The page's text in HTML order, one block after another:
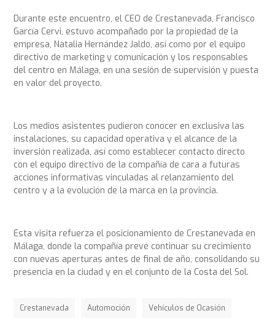
Durante este encuentro, el CEO de Crestanevada, Francisco
García Cervi, estuvo acompañado por la propiedad de la
empresa, Natalia Hernández Jaldo, así como por el equipo
directivo de marketing y comunicación y los responsables
del centro en Málaga, en una sesión de supervisión y puesta
en valor del proyecto.
Los medios asistentes pudieron conocer en exclusiva las
instalaciones, su capacidad operativa y el alcance de la
inversión realizada, así como establecer contacto directo
con el equipo directivo de la compañía de cara a futuras
acciones informativas vinculadas al relanzamiento del
centro y a la evolución de la marca en la provincia.
Esta visita refuerza el posicionamiento de Crestanevada en
Málaga, donde la compañía prevé continuar su crecimiento
con nuevas aperturas antes de final de año, consolidando su
presencia en la ciudad y en el conjunto de la Costa del Sol.
Crestanevada Automoción Vehículos de Ocasión